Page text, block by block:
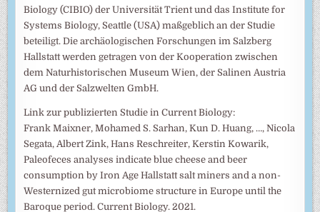
Biology (CIBIO) der Universität Trient und das Institute for
Systems Biology, Seattle (USA) maßgeblich an der Studie
beteiligt. Die archäologischen Forschungen im Salzberg
Hallstatt werden getragen von der Kooperation zwischen
dem Naturhistorischen Museum Wien, der Salinen Austria
AG und der Salzwelten GmbH.
Link zur publizierten Studie in Current Biology:
Frank Maixner, Mohamed S. Sarhan, Kun D. Huang, …, Nicola
Segata, Albert Zink, Hans Reschreiter, Kerstin Kowarik,
Paleofeces analyses indicate blue cheese and beer
consumption by Iron Age Hallstatt salt miners and a non-
Westernized gut microbiome structure in Europe until the
Baroque period. Current Biology. 2021.